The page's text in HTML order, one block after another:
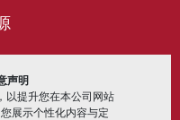
声明
以提升您在本公司网站
展示个性化内容与定
中心
选择